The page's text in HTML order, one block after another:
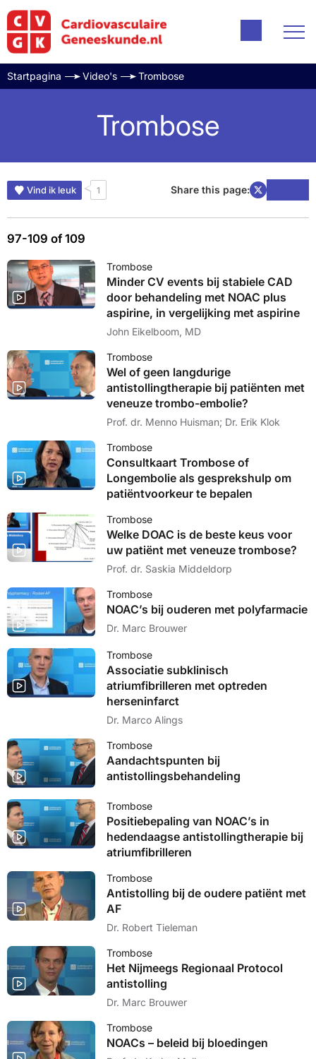
Startpagina Video's Trombose
Trombose
Vind ik leuk 1 Share this page:
97-109 of 109
Trombose
Minder CV events bij stabiele CAD
door behandeling met NOAC plus
aspirine, in vergelijking met aspirine
John Eikelboom, MD
Trombose
Wel of geen langdurige
antistollingtherapie bij patiënten met
veneuze trombo-embolie?
Prof. dr. Menno Huisman; Dr. Erik Klok
Trombose
Consultkaart Trombose of
Longembolie als gesprekshulp om
patiëntvoorkeur te bepalen
Trombose
Welke DOAC is de beste keus voor
uw patiënt met veneuze trombose?
Prof. dr. Saskia Middeldorp
Trombose
NOAC’s bij ouderen met polyfarmacie
Dr. Marc Brouwer
Trombose
Associatie subklinisch
atriumfibrilleren met optreden
herseninfarct
Dr. Marco Alings
Trombose
Aandachtspunten bij
antistollingsbehandeling
Trombose
Positiebepaling van NOAC’s in
hedendaagse antistollingtherapie bij
atriumfibrilleren
Trombose
Antistolling bij de oudere patiënt met
AF
Dr. Robert Tieleman
Trombose
Het Nijmeegs Regionaal Protocol
antistolling
Dr. Marc Brouwer
Trombose
NOACs – beleid bij bloedingen